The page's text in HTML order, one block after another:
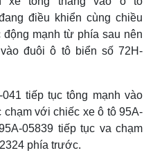
điều khiển cùng chiều
mạnh từ phía sau nên
đuôi ô tô biển số 72H-
tiếp tục tông mạnh vào
với chiếc xe ô tô 95A-
05839 tiếp tục va chạm
phía trước.